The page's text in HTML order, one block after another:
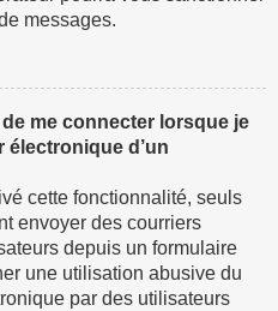
messages.
me connecter lorsque je
d’un
cette fonctionnalité, seuls
envoyer des courriers
depuis un formulaire
une utilisation abusive du
par des utilisateurs